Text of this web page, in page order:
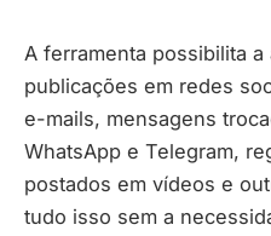
A ferramenta possibilita
publicações em redes
e-mails, mensagens
WhatsApp e Telegram,
postados em vídeos e
tudo isso sem a